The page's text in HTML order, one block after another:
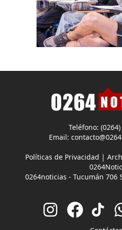
Teléfono:
Email:
Políticas de Privacidad |
0264noticias - Tucumán 706